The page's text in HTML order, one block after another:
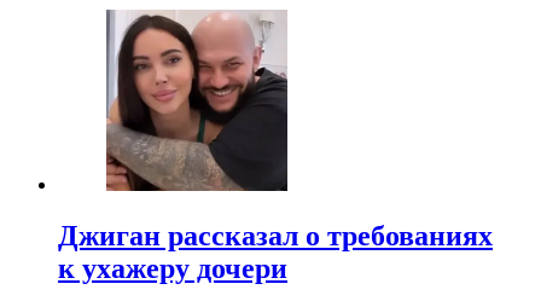
Джиган рассказал о требованиях
к ухажеру дочери